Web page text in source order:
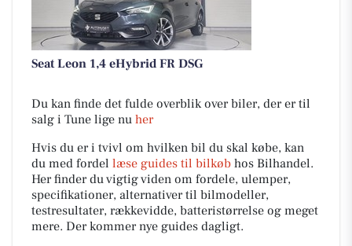
Seat Leon 1,4 eHybrid FR DSG
Du kan finde det fulde overblik over biler, der er til
salg i Tune lige nu her
Hvis du er i tvivl om hvilken bil du skal købe, kan
du med fordel læse guides til bilkøb hos Bilhandel.
Her finder du vigtig viden om fordele, ulemper,
specifikationer, alternativer til bilmodeller,
testresultater, rækkevidde, batteristørrelse og meget
mere. Der kommer nye guides dagligt.